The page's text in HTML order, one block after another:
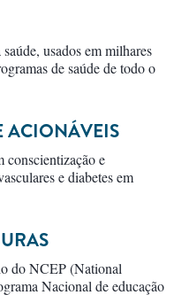
usados em milhares
de saúde de todo o
ACIONÁVEIS
conscientização e
e diabetes em
do NCEP (National
Nacional de educação